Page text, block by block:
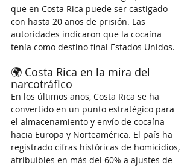
que en Costa Rica puede ser castigado
con hasta 20 años de prisión. Las
autoridades indicaron que la cocaína
tenía como destino final Estados Unidos.​
🌍 Costa Rica en la mira del
narcotráfico
En los últimos años, Costa Rica se ha
convertido en un punto estratégico para
el almacenamiento y envío de cocaína
hacia Europa y Norteamérica. El país ha
registrado cifras históricas de homicidios,
atribuibles en más del 60% a ajustes de